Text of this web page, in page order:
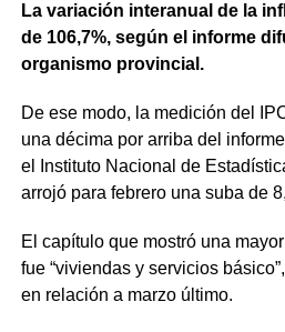
La variación interanual de la
de 106,7%, según el informe
organismo provincial.
De ese modo, la medición del
una décima por arriba del
el Instituto Nacional de
arrojó para febrero una suba de
El capítulo que mostró una
fue “viviendas y servicios
en relación a marzo último.